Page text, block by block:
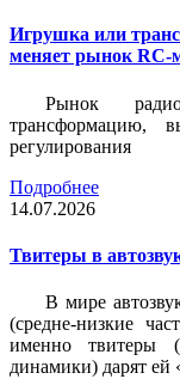
Игрушка или
меняет рынок RC-
Рынок
трансформацию,
регулирования
Подробнее
14.07.2026
Твитеры в
В мире
(средне-низкие
именно твитеры
динамики) дарят ей